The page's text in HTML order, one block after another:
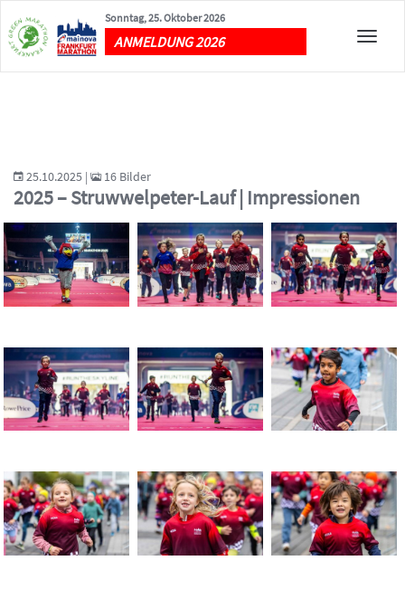
Toggle
Sonntag, 25. Oktober 2026
ANMELDUNG 2026
25.10.2025 | 16 Bilder
2025 – Struwwelpeter-Lauf | Impressionen